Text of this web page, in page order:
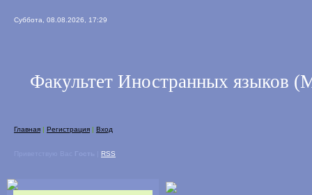
Суббота, 08.08.2026, 17:29
Факультет Иностранных языков
Главная | Регистрация | Вход
RSS